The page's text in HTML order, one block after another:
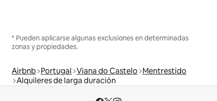
* Pueden aplicarse algunas exclusiones en determinadas
zonas y propiedades.
Airbnb Portugal Viana do Castelo Mentrestido
Alquileres de larga duración